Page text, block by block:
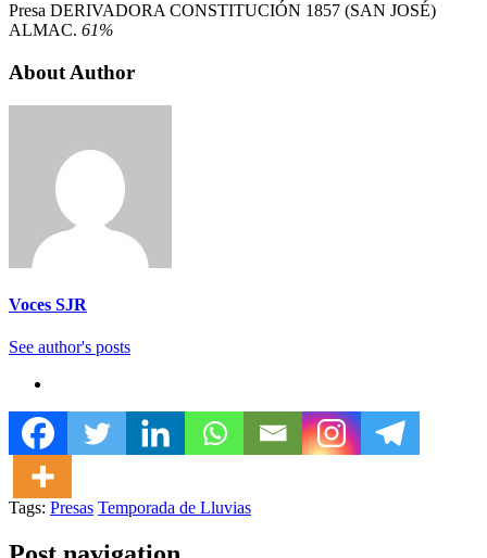
Presa DERIVADORA CONSTITUCIÓN 1857 (SAN JOSÉ)
ALMAC. 61%
About Author
Voces SJR
See author's posts
Tags: Presas Temporada de Lluvias